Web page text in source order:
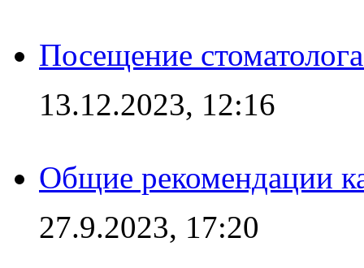
Посещение
13.12.2023, 12:16
Общие рекомендации
27.9.2023, 17:20